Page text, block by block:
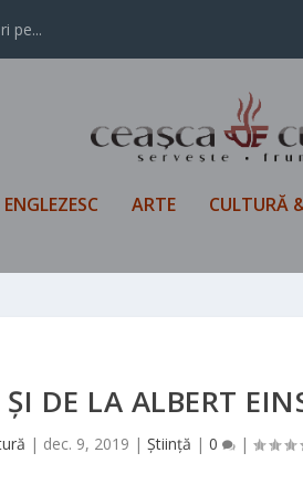
pe...
ARTE CULTURĂ
DE LA ALBERT
| dec. 9, 2019 | Știință | 0 |